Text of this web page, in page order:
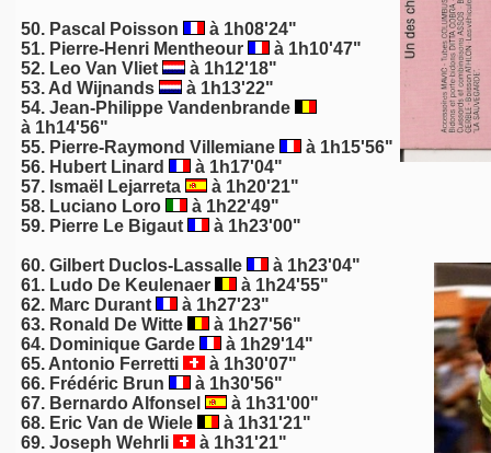
50. Pascal Poisson
à 1h08'24"
51. Pierre-Henri Mentheour
à 1h10'47"
52. Leo Van Vliet
à 1h12'18"
53. Ad Wijnands
à 1h13'22"
54. Jean-Philippe Vandenbrande
à 1h14'56"
55. Pierre-Raymond Villemiane
à 1h15'56"
56. Hubert Linard
à 1h17'04"
57. Ismaël Lejarreta
à 1h20'21"
58. Luciano Loro
à 1h22'49"
59. Pierre Le Bigaut à 1h23'00"
60. Gilbert Duclos-Lassalle
à 1h23'04"
61. Ludo De Keulenaer
à 1h24'55"
62. Marc Durant
à 1h27'23"
63. Ronald De Witte
à 1h27'56"
64. Dominique Garde
à 1h29'14"
65. Antonio Ferretti
à 1h30'07"
66. Frédéric Brun
à 1h30'56"
67. Bernardo Alfonsel
à 1h31'00"
68. Eric Van de Wiele
à 1h31'21"
69. Joseph Wehrli
à 1h31'21"